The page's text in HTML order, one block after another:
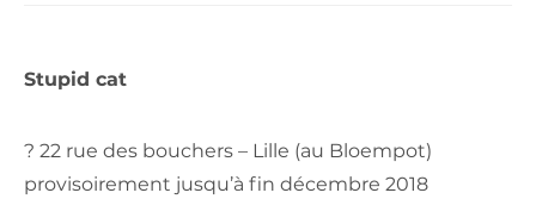
Stupid cat
? 22 rue des bouchers – Lille (au Bloempot)
provisoirement jusqu’à fin décembre 2018